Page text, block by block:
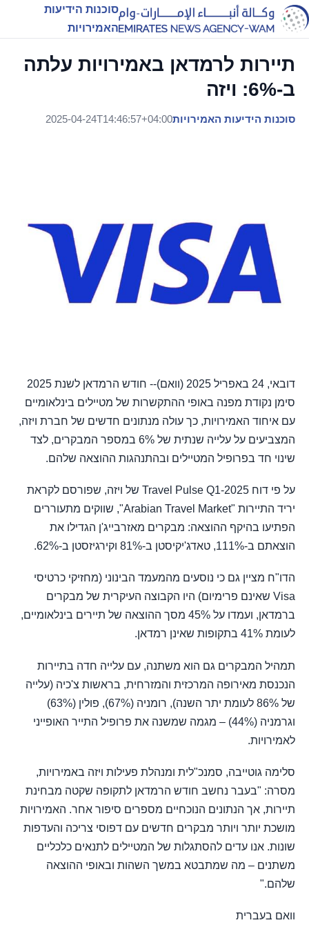
סוכנות הידיעות
האמירויות
תיירות לרמדאן באמירויות עלתה
ב-6%: ויזה
סוכנות הידיעות האמירויות2025-04-24T14:46:57+04:00
דובאי, 24 באפריל 2025 (וואם)-- חודש הרמדאן לשנת 2025
סימן נקודת מפנה באופי ההתקשרות של מטיילים בינלאומיים
עם איחוד האמירויות, כך עולה מנתונים חדשים של חברת ויזה,
המצביעים על עלייה שנתית של 6% במספר המבקרים, לצד
שינוי חד בפרופיל המטיילים ובהתנהגות ההוצאה שלהם.
על פי דוח Travel Pulse Q1-2025 של ויזה, שפורסם לקראת
יריד התיירות "Arabian Travel Market", שווקים מתעוררים
הפתיעו בהיקף ההוצאה: מבקרים מאזרבייג'ן הגדילו את
הוצאתם ב-111%, טאדג'יקיסטן ב-81% וקירגיזסטן ב-62%.
הדו"ח מציין גם כי נוסעים מהמעמד הבינוני (מחזיקי כרטיסי
Visa שאינם פרימיום) היו הקבוצה העיקרית של מבקרים
ברמדאן, ועמדו על 45% מסך ההוצאה של תיירים בינלאומיים,
לעומת 41% בתקופות שאינן רמדאן.
תמהיל המבקרים גם הוא משתנה, עם עלייה חדה בתיירות
הנכנסת מאירופה המרכזית והמזרחית, בראשות צ'כיה (עלייה
של 86% לעומת יתר השנה), רומניה (67%), פולין (63%)
וגרמניה (44%) – מגמה שמשנה את פרופיל התייר האופייני
לאמירויות.
סלימה גוטייבה, סמנכ"לית ומנהלת פעילות ויזה באמירויות,
מסרה: "בעבר נחשב חודש הרמדאן לתקופה שקטה מבחינת
תיירות, אך הנתונים הנוכחיים מספרים סיפור אחר. האמירויות
מושכת יותר ויותר מבקרים חדשים עם דפוסי צריכה והעדפות
שונות. אנו עדים להסתגלות של המטיילים לתנאים כלכליים
משתנים – מה שמתבטא במשך השהות ובאופי ההוצאה
שלהם."
וואם בעברית